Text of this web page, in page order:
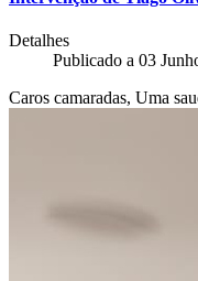
Detalhes
Publicado a 03
Caros camaradas, Uma